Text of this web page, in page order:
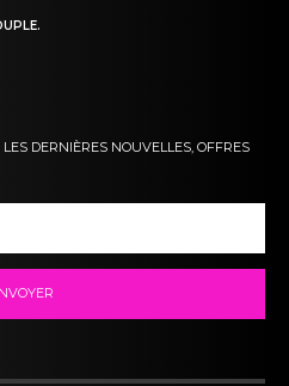
DERNIÈRES NOUVELLES, OFFRES